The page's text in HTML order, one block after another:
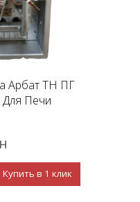
Арбат ТН ПГ
Для Печи
Купить в 1 клик